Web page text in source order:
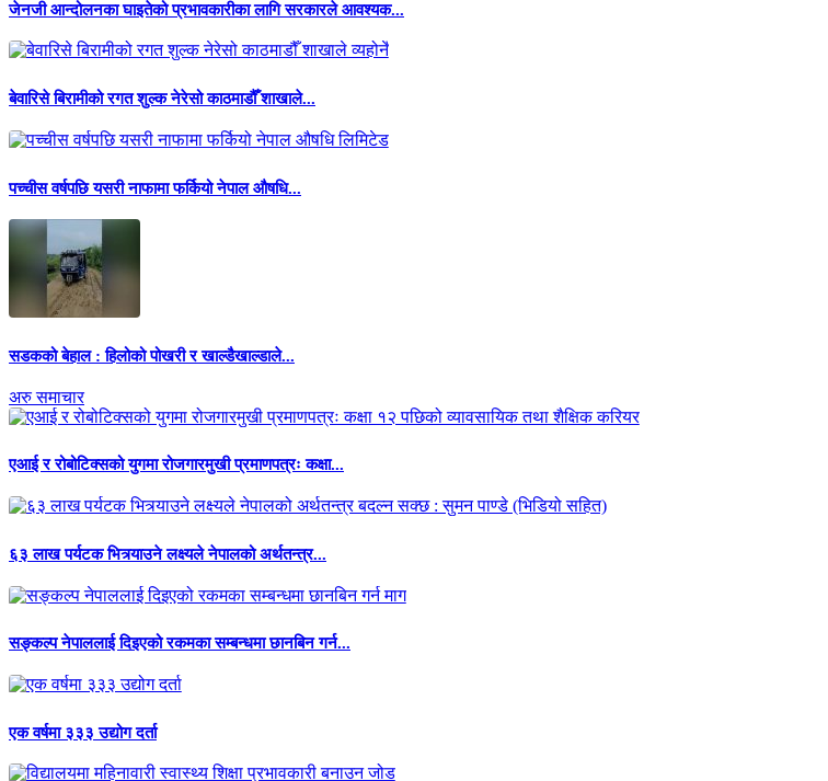
जेनजी आन्दोलनका घाइतेको प्रभावकारीका लागि सरकारले आवश्यक...
बेवारिसे बिरामीको रगत शुल्क नेरेसो काठमाडौँ शाखाले...
पच्चीस वर्षपछि यसरी नाफामा फर्कियो नेपाल औषधि...
सडकको बेहाल : हिलोको पोखरी र खाल्डैखाल्डाले...
अरु समाचार
एआई र रोबोटिक्सको युगमा रोजगारमुखी प्रमाणपत्रः कक्षा...
६३ लाख पर्यटक भित्र्याउने लक्ष्यले नेपालको अर्थतन्त्र...
सङ्कल्प नेपाललाई दिइएको रकमका सम्बन्धमा छानबिन गर्न...
एक वर्षमा ३३३ उद्योग दर्ता